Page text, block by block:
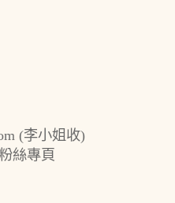
(李小姐收)
絲專頁